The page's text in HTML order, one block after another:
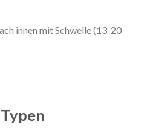
innen mit Schwelle (13-20